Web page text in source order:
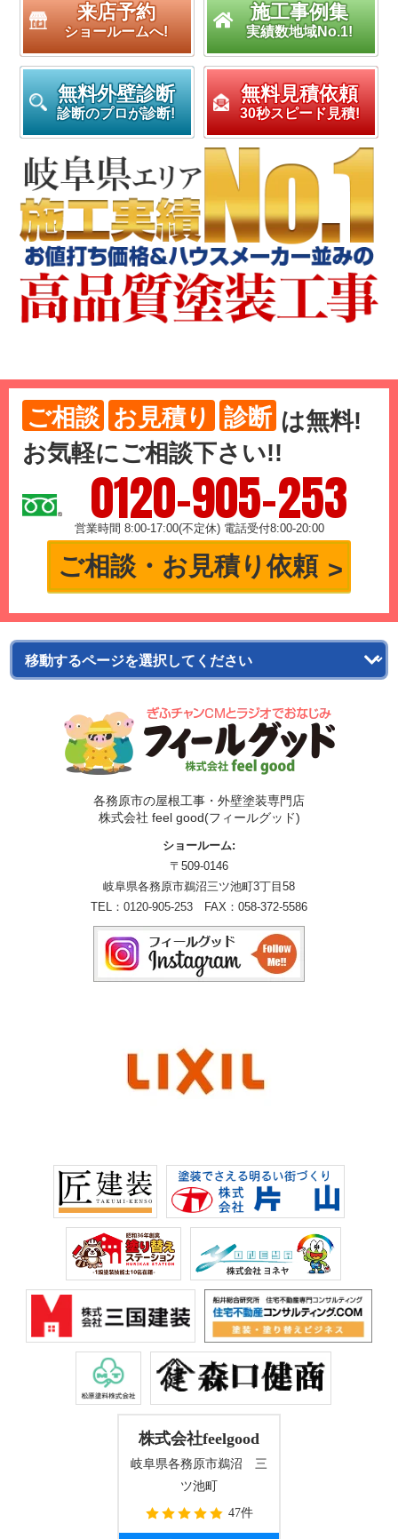
来店予約
ショールームへ!
施工事例集
実績数地域No.1!
無料外壁診断
診断のプロが診断!
無料見積依頼
30秒スピード見積!
ご相談 お見積り 診断 は無料!
お気軽にご相談下さい!!
0120-905-253
営業時間 8:00-17:00(不定休) 電話受付8:00-20:00
ご相談・お見積り依頼
各務原市の屋根工事・外壁塗装専門店
株式会社 feel good(フィールグッド)
ショールーム:
〒509-0146
岐阜県各務原市鵜沼三ツ池町3丁目58
TEL： 0120-905-253 FAX：058-372-5586
株式会社feelgood
岐阜県各務原市鵜沼 三
ツ池町
47件